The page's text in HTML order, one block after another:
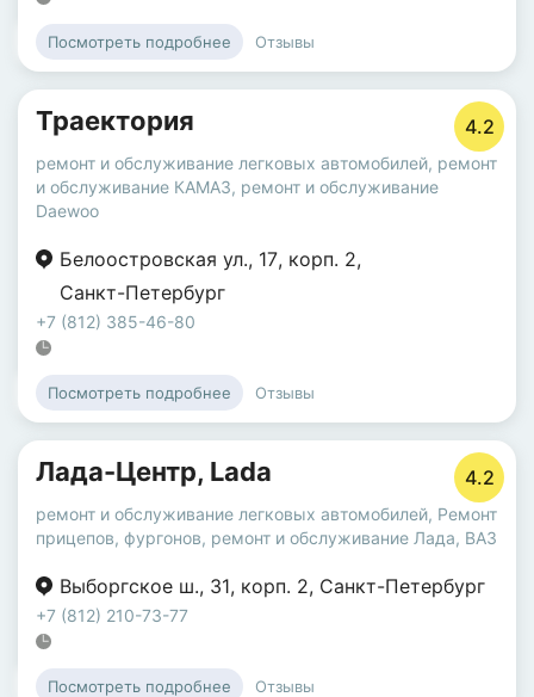
Посмотреть подробнее Отзывы
Траектория 4.2
ремонт и обслуживание легковых автомобилей, ремонт
и обслуживание КАМАЗ, ремонт и обслуживание
Daewoo
Белоостровская ул., 17, корп. 2,
Санкт-Петербург
+7 (812) 385-46-80
Посмотреть подробнее Отзывы
Лада-Центр, Lada 4.2
ремонт и обслуживание легковых автомобилей, Ремонт
прицепов, фургонов, ремонт и обслуживание Лада, ВАЗ
Выборгское ш., 31, корп. 2, Санкт-Петербург
+7 (812) 210-73-77
Посмотреть подробнее Отзывы